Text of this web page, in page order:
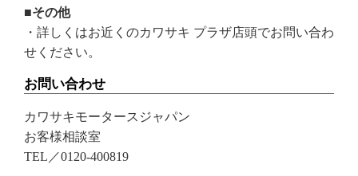
■その他
・詳しくはお近くのカワサキ プラザ店頭でお問い合わ
せください。
お問い合わせ
カワサキモータースジャパン
お客様相談室
TEL／0120-400819